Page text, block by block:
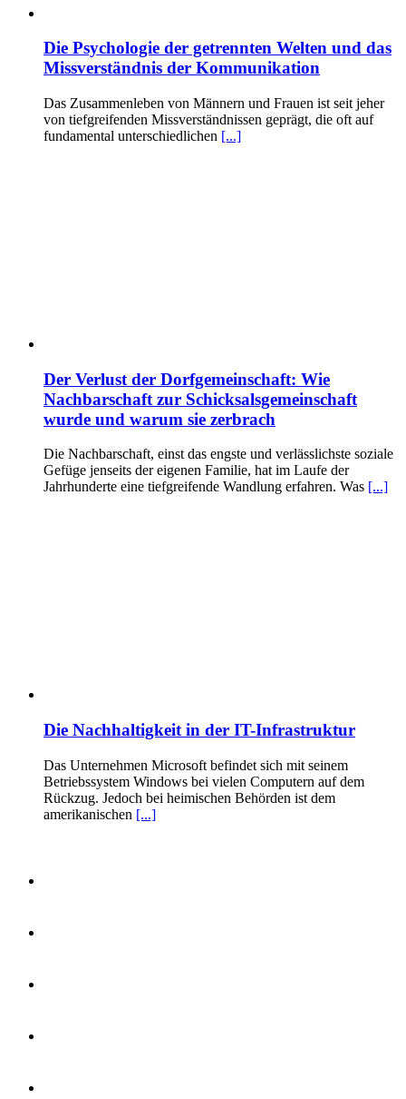
Die Psychologie der getrennten Welten und das
Missverständnis der Kommunikation
Das Zusammenleben von Männern und Frauen ist seit jeher
von tiefgreifenden Missverständnissen geprägt, die oft auf
fundamental unterschiedlichen [...]
Der Verlust der Dorfgemeinschaft: Wie
Nachbarschaft zur Schicksalsgemeinschaft
wurde und warum sie zerbrach
Die Nachbarschaft, einst das engste und verlässlichste soziale
Gefüge jenseits der eigenen Familie, hat im Laufe der
Jahrhunderte eine tiefgreifende Wandlung erfahren. Was [...]
Die Nachhaltigkeit in der IT-Infrastruktur
Das Unternehmen Microsoft befindet sich mit seinem
Betriebssystem Windows bei vielen Computern auf dem
Rückzug. Jedoch bei heimischen Behörden ist dem
amerikanischen [...]